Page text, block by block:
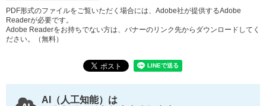
PDF形式のファイルをご覧いただく場合には、Adobe社が提供するAdobe
Readerが必要です。
Adobe Readerをお持ちでない方は、バナーのリンク先からダウンロードしてく
ださい。（無料）
AI（人工知能）は